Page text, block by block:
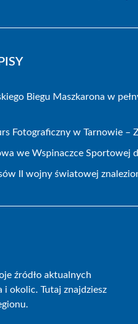
Biegu Maszkarona w
Fotograficzny w Tarnowie –
we Wspinaczce Sportowej
II wojny światowej
źródło aktualnych
i okolic. Tutaj znajdziesz